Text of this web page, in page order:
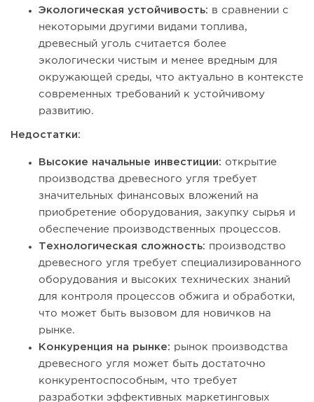
Экологическая устойчивость: в сравнении с
некоторыми другими видами топлива,
древесный уголь считается более
экологически чистым и менее вредным для
окружающей среды, что актуально в контексте
современных требований к устойчивому
развитию.
Недостатки:
Высокие начальные инвестиции: открытие
производства древесного угля требует
значительных финансовых вложений на
приобретение оборудования, закупку сырья и
обеспечение производственных процессов.
Технологическая сложность: производство
древесного угля требует специализированного
оборудования и высоких технических знаний
для контроля процессов обжига и обработки,
что может быть вызовом для новичков на
рынке.
Конкуренция на рынке: рынок производства
древесного угля может быть достаточно
конкурентоспособным, что требует
разработки эффективных маркетинговых